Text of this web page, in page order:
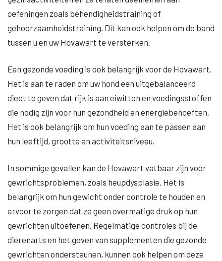
oefeningen zoals behendigheidstraining of
gehoorzaamheidstraining. Dit kan ook helpen om de band
tussen u en uw Hovawart te versterken.
Een gezonde voeding is ook belangrijk voor de Hovawart.
Het is aan te raden om uw hond een uitgebalanceerd
dieet te geven dat rijk is aan eiwitten en voedingsstoffen
die nodig zijn voor hun gezondheid en energiebehoeften.
Het is ook belangrijk om hun voeding aan te passen aan
hun leeftijd, grootte en activiteitsniveau.
In sommige gevallen kan de Hovawart vatbaar zijn voor
gewrichtsproblemen, zoals heupdysplasie. Het is
belangrijk om hun gewicht onder controle te houden en
ervoor te zorgen dat ze geen overmatige druk op hun
gewrichten uitoefenen. Regelmatige controles bij de
dierenarts en het geven van supplementen die gezonde
gewrichten ondersteunen, kunnen ook helpen om deze